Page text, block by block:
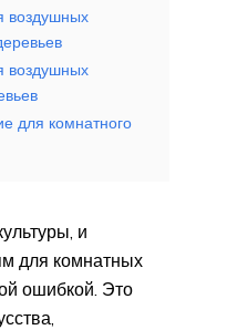
воздушных
воздушных
для комнатного
и
для комнатных
ошибкой. Это